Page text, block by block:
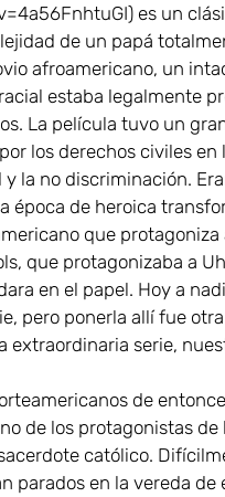
es un
de un papá
afroamericano, un
estaba legalmente
La película tuvo un
los derechos civiles en
la no discriminación.
época de heroica
que
que protagonizaba a
en el papel. Hoy a
pero ponerla allí fue
extraordinaria serie,
de
de los protagonistas de
católico.
parados en la vereda de